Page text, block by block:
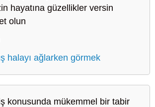
hayatına güzellikler versin
olun
halayı ağlarken görmek
konusunda mükemmel bir tabir